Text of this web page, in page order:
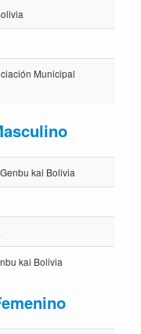
Municipal
Genbu kai Bolivia
kai Bolivia